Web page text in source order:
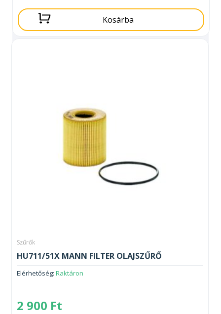
Kosárba
Szűrők
HU711/51X MANN FILTER OLAJSZŰRŐ
Elérhetőség: Raktáron
2 900 Ft